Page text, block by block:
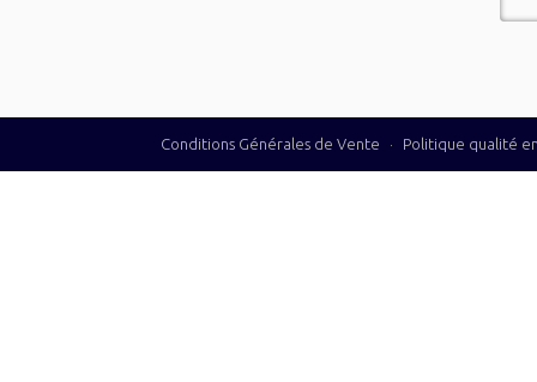
Conditions Générales de Vente · Politique qualité